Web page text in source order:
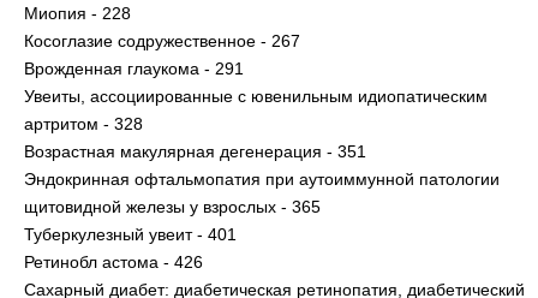
Миопия - 228
Косоглазие содружественное - 267
Врожденная глаукома - 291
Увеиты, ассоциированные с ювенильным идиопатическим
артритом - 328
Возрастная макулярная дегенерация - 351
Эндокринная офтальмопатия при аутоиммунной патологии
щитовидной железы у взрослых - 365
Туберкулезный увеит - 401
Ретинобл астома - 426
Сахарный диабет: диабетическая ретинопатия, диабетический